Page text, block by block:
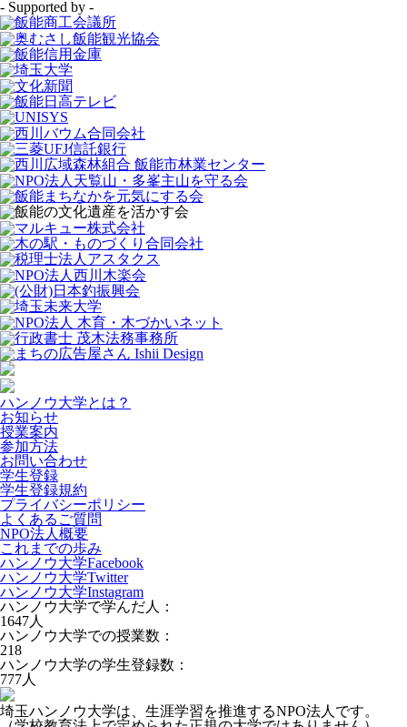
- Supported by -
ハンノウ大学とは？
お知らせ
授業案内
参加方法
お問い合わせ
学生登録
学生登録規約
プライバシーポリシー
よくあるご質問
NPO法人概要
これまでの歩み
ハンノウ大学Facebook
ハンノウ大学Twitter
ハンノウ大学Instagram
ハンノウ大学で学んだ人：
1647人
ハンノウ大学での授業数：
218
ハンノウ大学の学生登録数：
777人
埼玉ハンノウ大学は、生涯学習を推進するNPO法人です。